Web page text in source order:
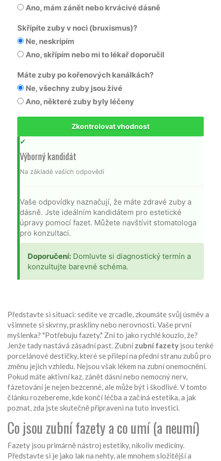
Ano, mám zánět nebo krvácivé dásně
Skřípíte zuby v noci (bruxismus)?
Ne, neskrípím
Ano, skřípím nebo mi to lékař doporučil
Máte zuby po kořenových kanálkách?
Ne, všechny zuby jsou živé
Ano, některé zuby byly léčeny
Zkontrolovat vhodnost
✔
Výborný kandidát
Na základě vašich odpovědí
Vaše odpovídky naznačují, že máte zdravé zuby a
dásně. Jste ideálním kandidátem pro estetické
úpravy pomocí fazet. Můžete navštívit stomatologa
pro konzultaci.
Doporučení: Domluvte si diagnostický termín a
konzultujte barevné schéma.
Představte si situaci: sedíte ve zrcadle, zkoumáte svůj úsměv a
všimnete si skvrny, praskliny nebo nerovnosti. Vaše první
myšlenka? "Potřebuju fazety." Zní to jako rychlé kouzlo, že?
Jenže tady nastává zásadní past. Zubnízubní fazety jsou tenké
porcelánové destičky, které se přilepí na přední stranu zubů pro
změnu jejich vzhledu. Nejsou však lékem na zubní onemocnění.
Pokud máte aktivní kaz, zánět dásní nebo nemocný nerv,
fázetování je nejen bezcenné, ale může být i škodlivé. V tomto
článku rozebereme, kde končí léčba a začíná estetika, a jak
poznat, zda jste skutečně připraveni na tuto investici.
Co jsou zubní fazety a co umí (a neumí)
Fazety jsou primárně nástroj estetiky, nikoliv medicíny.
Představte si je jako lak na nehty, ale mnohem složitější a